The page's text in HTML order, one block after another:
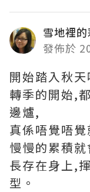
雪地裡
發佈於
開始踏入秋
轉季的開始,
邊爐,
真係唔覺唔
慢慢的累積
長存在身上,
型。